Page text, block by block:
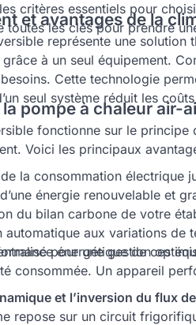
critères essentiels pour
toutes les clés pour prendre
et avantages de la
représente une
à un seul équipement.
Cette technologie
seul système réduit les
pompe à chaleur air-
fonctionne sur le principe
Voici les principaux
la consommation électrique
énergie renouvelable et
du bilan carbone de votre
automatique aux variations de
pour une gestion
énergétique de ces
consommée. Un appareil
et l’inversion du flux
repose sur un circuit